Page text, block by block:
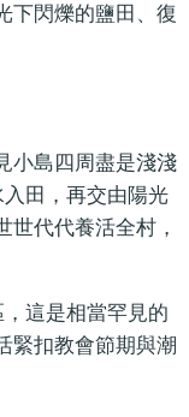
下閃爍的鹽田、復
小島四周盡是淺淺
田，再交由陽光
代代養活全村，
這是相當罕見的
緊扣教會節期與潮